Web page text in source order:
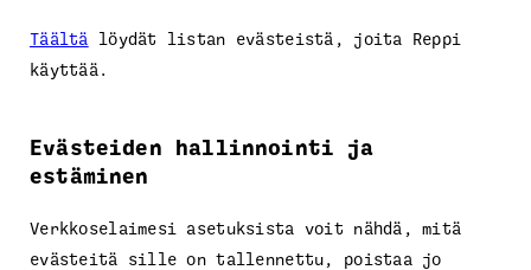
Täältä
löydät listan evästeistä, joita Reppi
käyttää.
Evästeiden hallinnointi ja
estäminen
Verkkoselaimesi asetuksista voit nähdä, mitä
evästeitä sille on tallennettu, poistaa jo